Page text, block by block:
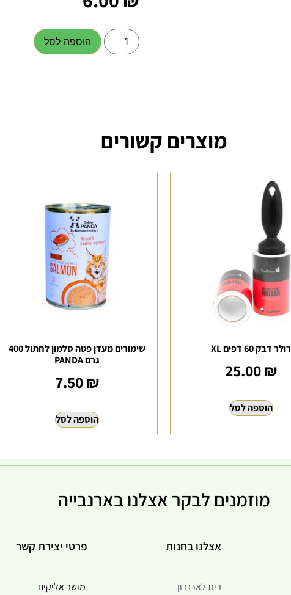
הוספה לסל
מוצרים קשורים
רולר דבק 60 דפים XL
25.00₪
הוספה לסל
שימורים מעדן פטה סלמון לחתול 400
גרם PANDA
7.50₪
הוספה לסל
מוזמנים לבקר אצלנו בארנבייה
אצלנו בחנות
בית לארנבון
פרטי יצירת קשר
מושב אליקים